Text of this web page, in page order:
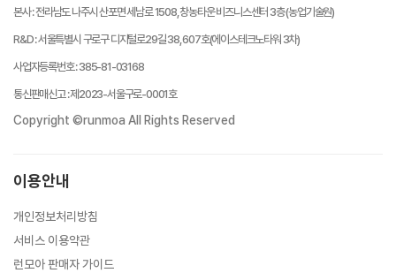
본사:전라남도 나주시 산포면 세남로 1508, 창농타운 비즈니스센터 3층 (농업기술원)
R&D:서울특별시 구로구 디지털로29길 38, 607호(에이스테크노타워 3차)
사업자등록번호:385-81-03168
통신판매신고:제2023-서울구로-0001호
Copyright ©runmoa All Rights Reserved
이용안내
개인정보처리방침
서비스 이용약관
런모아 판매자 가이드